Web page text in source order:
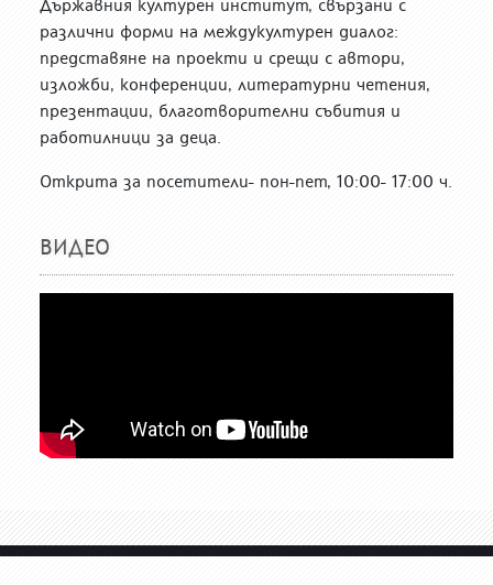
Държавния културен институт, свързани с
различни форми на междукултурен диалог:
представяне на проекти и срещи с автори,
изложби, конференции, литературни четения,
презентации, благотворителни събития и
работилници за деца.
Открита за посетители- пон-пет, 10:00- 17:00 ч.
ВИДЕО